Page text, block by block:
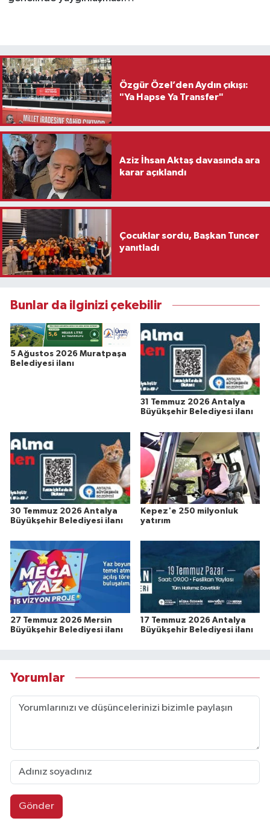
Özgür Özel’den Aydın çıkışı:
"Ya Hapse Ya Transfer"
Aziz İhsan Aktaş davasında ara
karar açıklandı
Çocuklar sordu, Başkan Tuncer
yanıtladı
Bunlar da ilginizi çekebilir
5 Ağustos 2026 Muratpaşa
Belediyesi ilanı
31 Temmuz 2026 Antalya
Büyükşehir Belediyesi ilanı
30 Temmuz 2026 Antalya
Büyükşehir Belediyesi ilanı
Kepez'e 250 milyonluk
yatırım
27 Temmuz 2026 Mersin
Büyükşehir Belediyesi ilanı
17 Temmuz 2026 Antalya
Büyükşehir Belediyesi ilanı
Yorumlar
Gönder